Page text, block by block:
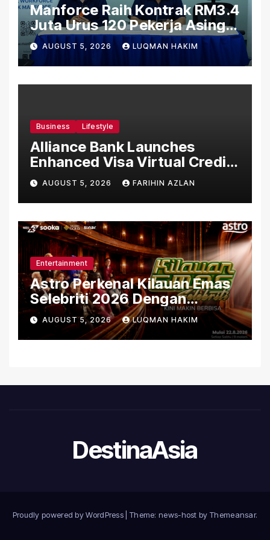
Manforce Raih Kontrak RM3.4
Juta Urus 120 Pekerja Asing
Untuk Orgabio Manufacturing
AUGUST 5, 2026 LUQMAN HAKIM
Business Lifestyle
Alliance Bank Launches
Enhanced Visa Virtual Credit
Card, Introduces New Brand
Ambassadors
AUGUST 5, 2026 FARIHIN AZLAN
Entertainment
Astro Perkenal Kilauan Emas
Selebriti 2026 Dengan
Konsep Baharu Berteraskan
Amal
AUGUST 5, 2026 LUQMAN HAKIM
DestinaAsia
Proudly powered by WordPress Theme: news-host by Themeansar.